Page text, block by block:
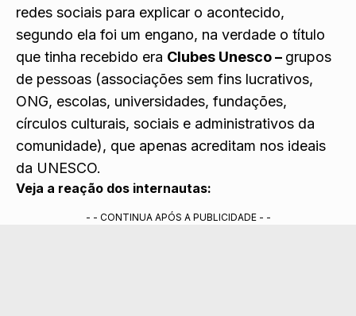
redes sociais para explicar o acontecido,
segundo ela foi um engano, na verdade o título
que tinha recebido era Clubes Unesco – grupos
de pessoas (associações sem fins lucrativos,
ONG, escolas, universidades, fundações,
círculos culturais, sociais e administrativos da
comunidade), que apenas acreditam nos ideais
da UNESCO.
Veja a reação dos internautas:
- - CONTINUA APÓS A PUBLICIDADE - -